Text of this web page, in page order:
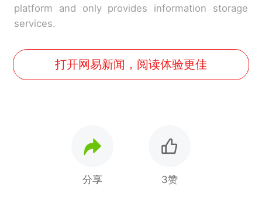
platform and only provides information storage
services.
打开网易新闻，阅读体验更佳
分享 3赞